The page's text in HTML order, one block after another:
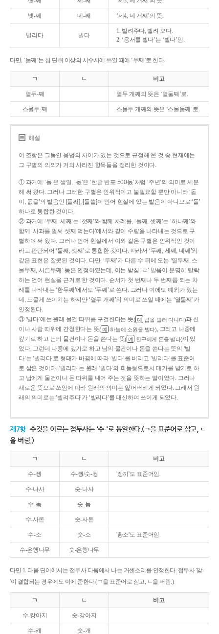
넷-째 네-째 ‘제4, 네 개째’의 뜻.
빌리다 빌다
1. 빌려주다, 빌려 오다.
2. ‘용서를 빌다’는 ‘빌다’임.
다만, ‘둘째’는 십 단위 이상의 서수사에 쓰일 때에 ‘두째’로 한다.
ㄱ ㄴ 비고
열두-째 열두 개째의 뜻은 ‘열둘째’로.
스물두-째 스물두 개째의 뜻은 ‘스물둘째’로.
해설
이 조항은 그동안 용법의 차이가 있는 것으로 규정해 온 것 중 현재에는
그 구별의 의의가 거의 사라진 항목들을 정리한 것이다.
① 과거에 ‘돌’은 생일, ‘돐’은 ‘한글 반포 500돐’처럼 ‘주년’의 의미로 세분
해 써 왔다. 그러나 그러한 구별은 인위적이고 불필요할 뿐만 아니라 ‘돐
이, 돐을’의 발음인 [돌씨], [돌쓸]이 언어 현실에 있는 발음이 아니므로 ‘돌’
하나로 통합한 것이다.
② 과거에 ‘두째, 세째’는 ‘첫째’와 함께 차례를, ‘둘째, 셋째’는 ‘하나째’와
함께 ‘사과를 벌써 셋째 먹는다’에서와 같이 수량을 나타내는 것으로 구
별하여 써 왔다. 그러나 언어 현실에서 이와 같은 구별은 인위적인 것이
라고 판단되어 ‘둘째, 셋째’로 통합한 것이다. 따라서 ‘두째, 세째, 네째’와
같은 표현은 잘못된 것이다. 다만, ‘두째’가 다른 수 뒤에 오는 ‘열두째, 스
물두째, 서른두째’ 등은 인정하였는데, 이는 받침 ‘ㄹ’ 발음이 분명히 탈락
하는 언어 현실을 근거로 한 것이다. 순서가 첫 번째나 두 번째쯤 되는 차
례를 나타내는 ‘한두째’에서도 ‘두째’로 쓴다. 그러나 이에도 예외가 있는
데, 드물게 쓰이기는 하지만 ‘열두 개째’의 의미로 쓰일 때에는 ‘열둘째’가
인정된다.
③ ‘빌다’에는 원래 물건 따위를 구걸한다는 뜻( 예 밥을 빌러 다니다)과 신
이나 사람 따위에 간청한다는 뜻( 예 하늘에 소원을 빌다), 그리고 나중에
갚기로 하고 남의 물건이나 돈을 쓴다는 뜻( 예 친구에게 돈을 빌다)이 있
었다. 그런데 나중에 갚기로 하고 남의 물건이나 돈을 쓴다는 뜻의 ‘빌
다’는 ‘빌리다’로 형태가 바뀜에 따라 ‘빌다’를 버리고 ‘빌리다’를 표준어
로 삼은 것이다. ‘빌리다’는 원래 ‘빌다’의 피동형으로서 대가를 받기로 하
고 남에게 물건이나 돈 따위를 내어 주는 것을 뜻하는 말이었다. 그러나
새로운 뜻으로 쓰임에 따라 원래의 의미는 잃어버리게 되었다. 그래서 원
래의 의미로는 ‘빌려주다’가 ‘빌리다’를 대신하여 쓰이게 되었다.
제7항 수컷을 이르는 접두사는 '수-'로 통일한다.(ㄱ을 표준어로 삼고, ㄴ
을 버림.)
ㄱ ㄴ 비고
수-꿩 수-퀑/숫-꿩 '장끼'도 표준어임.
수-나사 숫-나사
수-놈 숫-놈
수-사돈 숫-사돈
수-소 숫-소 '황소'도 표준어임.
수-은행나무 숫-은행나무
다만 1. 다음 단어에서는 접두사 다음에서 나는 거센소리를 인정한다. 접두사 '암-
'이 결합되는 경우에도 이에 준한다.(ㄱ을 표준어로 삼고, ㄴ을 버림.)
ㄱ ㄴ 비고
수-캉아지 숫-강아지
수-캐 숫-개